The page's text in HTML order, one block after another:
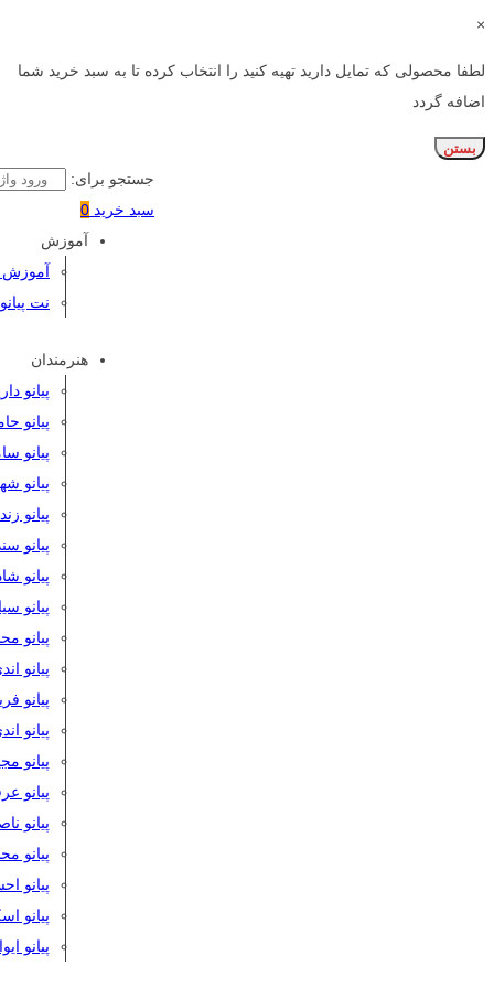
×
لطفا محصولی که تمایل دارید تهیه کنید را انتخاب کرده تا به سبد خرید شما
اضافه گردد
بستن
جستجو برای:
سبد خرید 0
آموزش
آموزش
نت پیانو
هنرمندان
پیانو
پیانو
پیانو
پیانو
پیانو
پیانو
پیانو
پیانو
پیانو
پیانو
پیانو
پیانو
پیانو
پیانو
پیانو
پیانو
پیانو
پیانو
پیانو